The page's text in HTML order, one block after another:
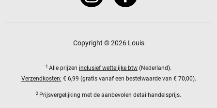
Copyright © 2026 Louis
1 Alle prijzen inclusief wettelijke btw (Nederland).
Verzendkosten: € 6,99 (gratis vanaf een bestelwaarde van € 70,00).
2 Prijsvergelijking met de aanbevolen detailhandelsprijs.